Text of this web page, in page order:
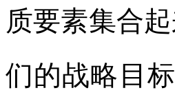
质要素集合
们的战略目